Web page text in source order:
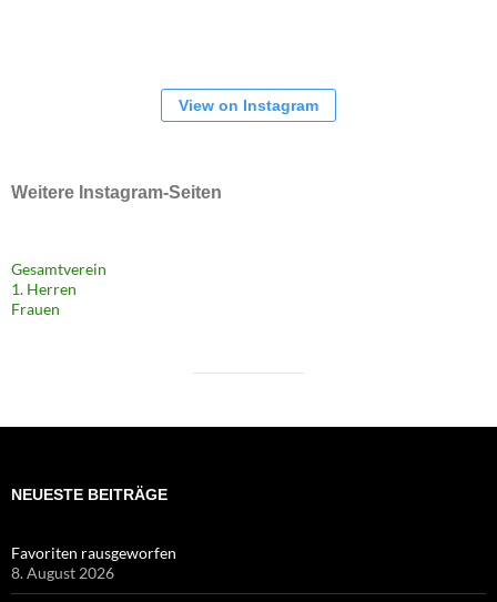
View on Instagram
Weitere Instagram-Seiten
Gesamtverein
1. Herren
Frauen
NEUESTE BEITRÄGE
Favoriten rausgeworfen
8. August 2026